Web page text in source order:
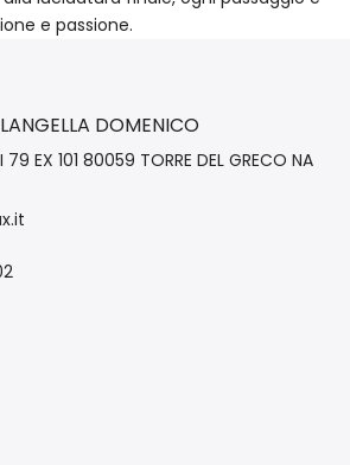
e passione.
DOMENICO
79 EX 101 80059 TORRE DEL GRECO NA